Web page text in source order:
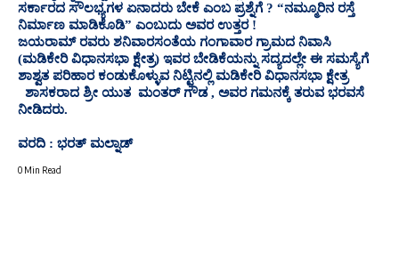
ಸರ್ಕಾರದ ಸೌಲಭ್ಯಗಳ ಏನಾದರು ಬೇಕೆ ಎಂಬ ಪ್ರಶ್ನೆಗೆ ? “ನಮ್ಮೂರಿನ ರಸ್ತೆ
ನಿರ್ಮಾಣ ಮಾಡಿಕೊಡಿ” ಎಂಬುದು ಅವರ ಉತ್ತರ !
ಜಯರಾಮ್ ರವರು ಶನಿವಾರಸಂತೆಯ ಗಂಗಾವಾರ ಗ್ರಾಮದ ನಿವಾಸಿ
(ಮಡಿಕೇರಿ ವಿಧಾನಸಭಾ ಕ್ಷೇತ್ರ) ಇವರ ಬೇಡಿಕೆಯನ್ನು ಸದ್ಯದಲ್ಲೇ ಈ ಸಮಸ್ಯೆಗೆ
ಶಾಶ್ವತ ಪರಿಹಾರ ಕಂಡುಕೊಳ್ಳುವ ನಿಟ್ಟಿನಲ್ಲಿ ಮಡಿಕೇರಿ ವಿಧಾನಸಭಾ ಕ್ಷೇತ್ರ
ಶಾಸಕರಾದ ಶ್ರೀ ಯುತ ಮಂತರ್ ಗೌಡ , ಅವರ ಗಮನಕ್ಕೆ ತರುವ ಭರವಸೆ
ನೀಡಿದರು.
ವರದಿ : ಭರತ್ ಮಲ್ನಾಡ್
0 Min Read